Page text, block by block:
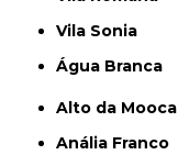
Vila Sonia
Água Branca
Alto da Mooca
Anália Franco